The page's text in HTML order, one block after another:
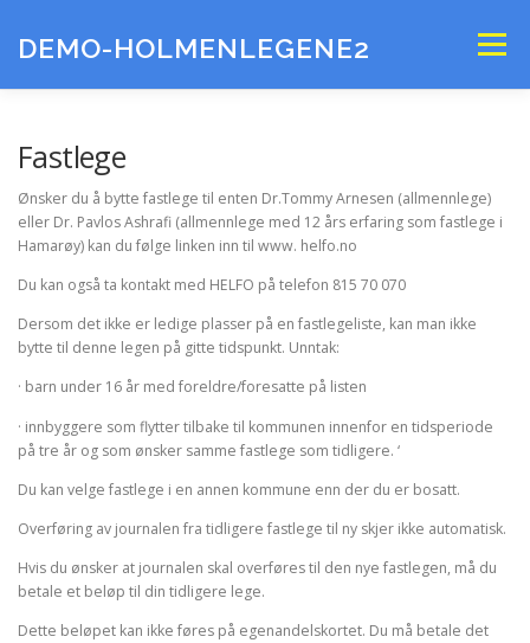
innhold
DEMO-HOLMENLEGENE2 Meny
Fastlege
Ønsker du å bytte fastlege til enten Dr.Tommy Arnesen (allmennlege)
eller Dr. Pavlos Ashrafi (allmennlege med 12 års erfaring som fastlege i
Hamarøy) kan du følge linken inn til www. helfo.no
Du kan også ta kontakt med HELFO på telefon 815 70 070
Dersom det ikke er ledige plasser på en fastlegeliste, kan man ikke
bytte til denne legen på gitte tidspunkt. Unntak:
· barn under 16 år med foreldre/foresatte på listen
· innbyggere som flytter tilbake til kommunen innenfor en tidsperiode
på tre år og som ønsker samme fastlege som tidligere. ‘
Du kan velge fastlege i en annen kommune enn der du er bosatt.
Overføring av journalen fra tidligere fastlege til ny skjer ikke automatisk.
Hvis du ønsker at journalen skal overføres til den nye fastlegen, må du
betale et beløp til din tidligere lege.
Dette beløpet kan ikke føres på egenandelskortet. Du må betale det